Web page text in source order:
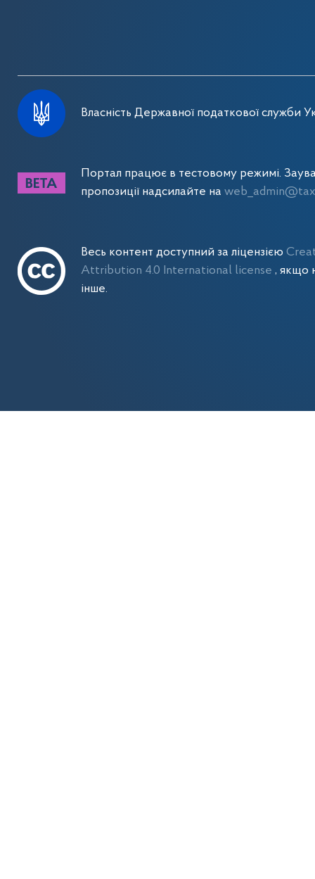
Власність Державної податкової служби
Портал працює в тестовому режимі.
пропозиції надсилайте на
Весь контент доступний за ліцензією
Attribution 4.0 International license , якщо
інше.